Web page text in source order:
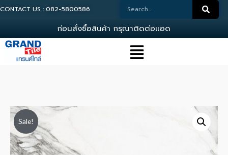
CONTACT US : 082-5800586
อนสงซอสนคา ก รณาตดตอแอดม
Sale!